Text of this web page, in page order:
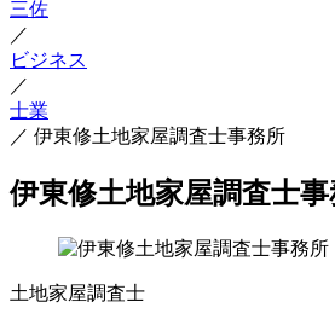
三佐
／
ビジネス
／
士業
／ 伊東修土地家屋調査士事務所
伊東修土地家屋調査士
土地家屋調査士